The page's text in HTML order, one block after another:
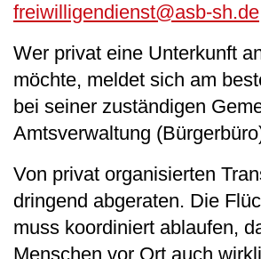
freiwilligendienst@asb-sh.de
Wer privat eine Unterkunft
möchte, meldet sich am
bei seiner zuständigen
Amtsverwaltung
Von privat organisierten
dringend abgeraten. Die
muss koordiniert ablaufen,
Menschen vor Ort auch